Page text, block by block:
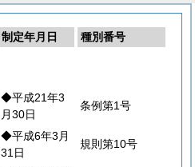
制定年月日
種別番号
◆平成21年3
月30日
条例第1号
◆平成6年3月
31日
規則第10号